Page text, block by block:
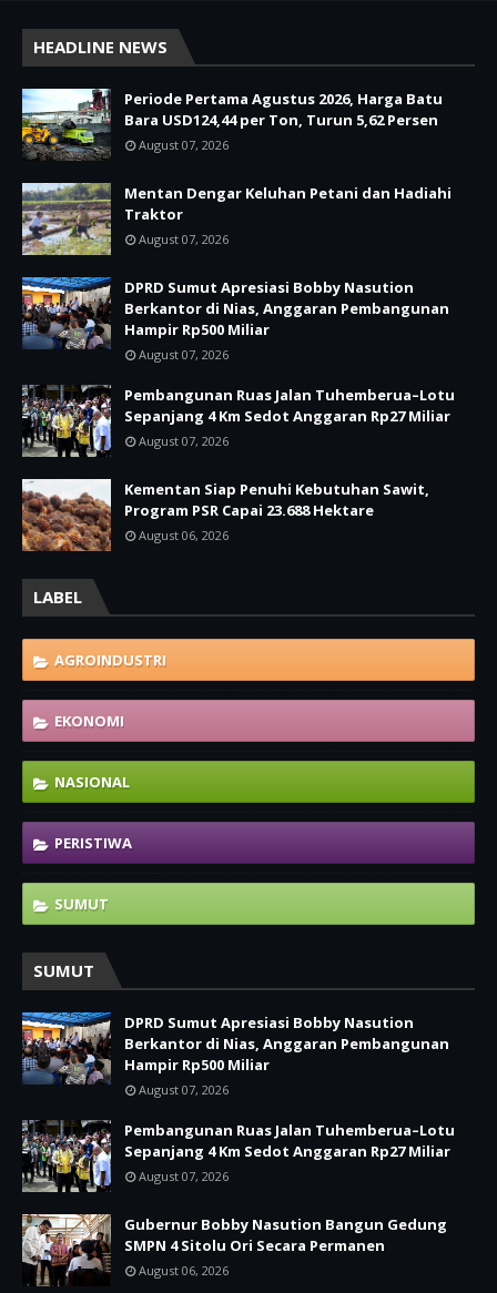
HEADLINE NEWS
Periode Pertama Agustus 2026, Harga Batu
Bara USD124,44 per Ton, Turun 5,62 Persen
August 07, 2026
Mentan Dengar Keluhan Petani dan Hadiahi
Traktor
August 07, 2026
DPRD Sumut Apresiasi Bobby Nasution
Berkantor di Nias, Anggaran Pembangunan
Hampir Rp500 Miliar
August 07, 2026
Pembangunan Ruas Jalan Tuhemberua–Lotu
Sepanjang 4 Km Sedot Anggaran Rp27 Miliar
August 07, 2026
Kementan Siap Penuhi Kebutuhan Sawit,
Program PSR Capai 23.688 Hektare
August 06, 2026
LABEL
AGROINDUSTRI
EKONOMI
NASIONAL
PERISTIWA
SUMUT
SUMUT
DPRD Sumut Apresiasi Bobby Nasution
Berkantor di Nias, Anggaran Pembangunan
Hampir Rp500 Miliar
August 07, 2026
Pembangunan Ruas Jalan Tuhemberua–Lotu
Sepanjang 4 Km Sedot Anggaran Rp27 Miliar
August 07, 2026
Gubernur Bobby Nasution Bangun Gedung
SMPN 4 Sitolu Ori Secara Permanen
August 06, 2026